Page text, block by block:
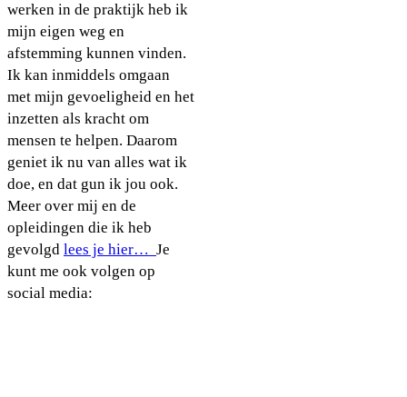
werken in de praktijk heb ik
mijn eigen weg en
afstemming kunnen vinden.
Ik kan inmiddels omgaan
met mijn gevoeligheid en het
inzetten als kracht om
mensen te helpen. Daarom
geniet ik nu van alles wat ik
doe, en dat gun ik jou ook.
Meer over mij en de
opleidingen die ik heb
gevolgd lees je hier… Je
kunt me ook volgen op
social media: